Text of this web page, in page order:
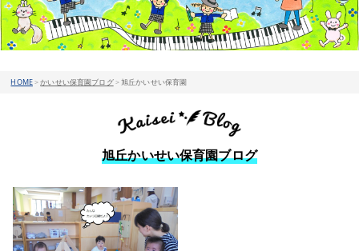
HOME>かいせい保育園ブログ>旭丘かいせい保育園
旭丘かいせい保育園ブログ